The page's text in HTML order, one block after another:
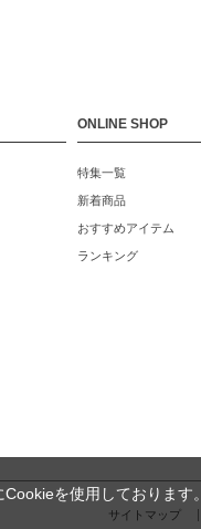
ONLINE SHOP
特集一覧
新着商品
おすすめアイテム
ランキング
サイトマップ
を使用しております。